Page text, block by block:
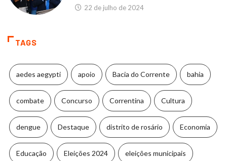
22 de julho de 2024
TAGS
aedes aegypti apoio Bacia do Corrente bahia
combate Concurso Correntina Cultura
dengue Destaque distrito de rosário Economia
Educação Eleições 2024 eleições municipais